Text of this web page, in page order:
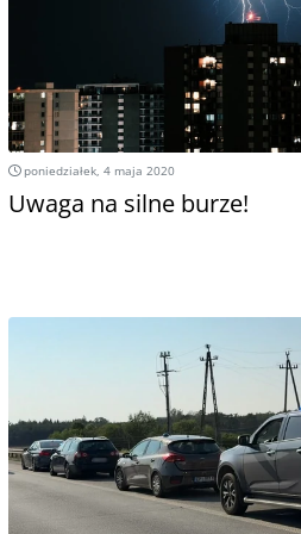
poniedziałek, 4 maja 2020
Uwaga na silne burze!